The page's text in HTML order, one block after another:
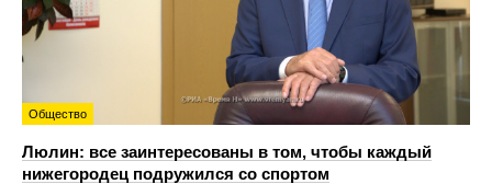
Общество
Люлин: все заинтересованы в том, чтобы каждый
нижегородец подружился со спортом